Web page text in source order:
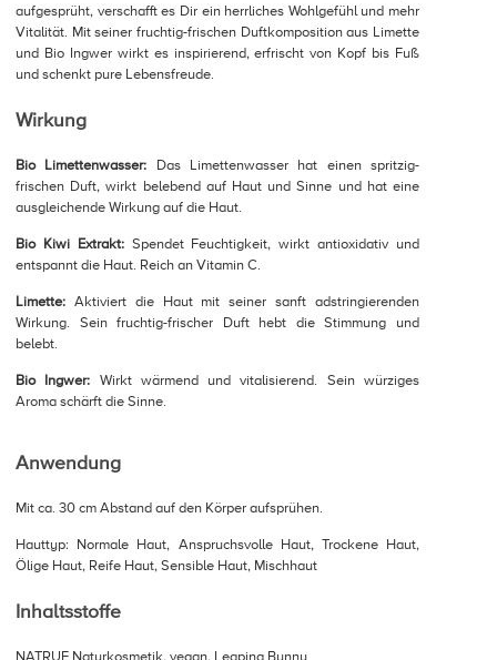
aufgesprüht, verschafft es Dir ein herrliches Wohlgefühl und mehr
Vitalität. Mit seiner fruchtig-frischen Duftkomposition aus Limette
und Bio Ingwer wirkt es inspirierend, erfrischt von Kopf bis Fuß
und schenkt pure Lebensfreude.
Wirkung
Bio Limettenwasser: Das Limettenwasser hat einen spritzig-
frischen Duft, wirkt belebend auf Haut und Sinne und hat eine
ausgleichende Wirkung auf die Haut.
Bio Kiwi Extrakt:Spendet Feuchtigkeit, wirkt antioxidativ und
entspannt die Haut. Reich an Vitamin C.
Limette: Aktiviert die Haut mit seiner sanft adstringierenden
Wirkung. Sein fruchtig-frischer Duft hebt die Stimmung und
belebt.
Bio Ingwer: Wirkt wärmend und vitalisierend. Sein würziges
Aroma schärft die Sinne.
Anwendung
Mit ca. 30 cm Abstand auf den Körper aufsprühen.
Hauttyp: Normale Haut, Anspruchsvolle Haut, Trockene Haut,
Ölige Haut, Reife Haut, Sensible Haut, Mischhaut
Inhaltsstoffe
NATRUE Naturkosmetik, vegan, Leaping Bunny